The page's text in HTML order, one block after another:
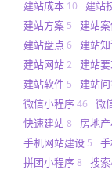
建站成本 10 建站
建站方案 5 建站
建站盘点 6 建站
建站网站2 建站
建站软件 5 建站
微信小程序46 微
快速建站8 房地
手机网站建设 5
拼团小程序8 搜